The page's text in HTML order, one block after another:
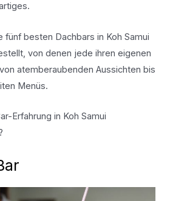
fünf besten Dachbars in Koh Samui
von denen jede ihren eigenen
atemberaubenden Aussichten bis
Menüs.
Erfahrung in Koh Samui